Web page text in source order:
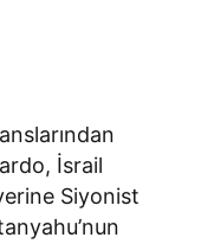
İsrail
Siyonist